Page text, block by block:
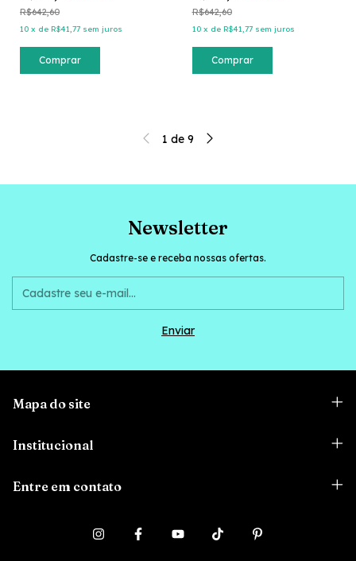
R$642,60
10 x de R$41,77 sem juros
Comprar
R$642,60
10 x de R$41,77 sem juros
Comprar
1 de 9
Newsletter
Cadastre-se e receba nossas ofertas.
Mapa do site
Institucional
Entre em contato